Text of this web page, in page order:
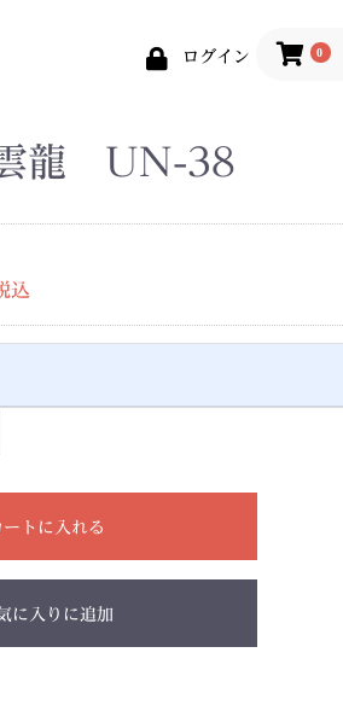
ログイン 0
龍 UN-38
込
ートに入れる
に入りに追加